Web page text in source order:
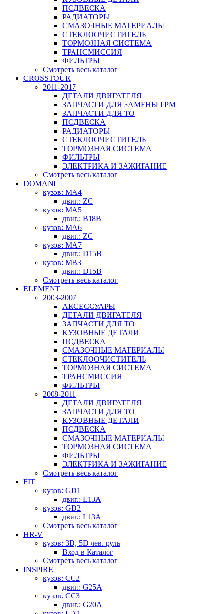
ПОДВЕСКА
РАДИАТОРЫ
СМАЗОЧНЫЕ МАТЕРИАЛЫ
СТЕКЛООЧИСТИТЕЛЬ
ТОРМОЗНАЯ СИСТЕМА
ТРАНСМИССИЯ
ФИЛЬТРЫ
Смотреть весь каталог
CROSSTOUR
2011-2017
ДЕТАЛИ ДВИГАТЕЛЯ
ЗАПЧАСТИ ДЛЯ ЗАМЕНЫ ГРМ
ЗАПЧАСТИ ДЛЯ ТО
ПОДВЕСКА
РАДИАТОРЫ
СТЕКЛООЧИСТИТЕЛЬ
ТОРМОЗНАЯ СИСТЕМА
ФИЛЬТРЫ
ЭЛЕКТРИКА И ЗАЖИГАНИЕ
Смотреть весь каталог
DOMANI
кузов: MA4
двиг.: ZC
кузов: MA5
двиг.: B18B
кузов: MA6
двиг.: ZC
кузов: MA7
двиг.: D15B
кузов: MB3
двиг.: D15B
Смотреть весь каталог
ELEMENT
2003-2007
АКСЕССУАРЫ
ДЕТАЛИ ДВИГАТЕЛЯ
ЗАПЧАСТИ ДЛЯ ТО
КУЗОВНЫЕ ДЕТАЛИ
ПОДВЕСКА
СМАЗОЧНЫЕ МАТЕРИАЛЫ
СТЕКЛООЧИСТИТЕЛЬ
ТОРМОЗНАЯ СИСТЕМА
ТРАНСМИССИЯ
ФИЛЬТРЫ
2008-2011
ДЕТАЛИ ДВИГАТЕЛЯ
ЗАПЧАСТИ ДЛЯ ТО
КУЗОВНЫЕ ДЕТАЛИ
ПОДВЕСКА
СМАЗОЧНЫЕ МАТЕРИАЛЫ
ТОРМОЗНАЯ СИСТЕМА
ФИЛЬТРЫ
ЭЛЕКТРИКА И ЗАЖИГАНИЕ
Смотреть весь каталог
FIT
кузов: GD1
двиг.: L13A
кузов: GD2
двиг.: L13A
Смотреть весь каталог
HR-V
кузов: 3D, 5D лев. руль
Вход в Каталог
Смотреть весь каталог
INSPIRE
кузов: CC2
двиг.: G25A
кузов: CC3
двиг.: G20A